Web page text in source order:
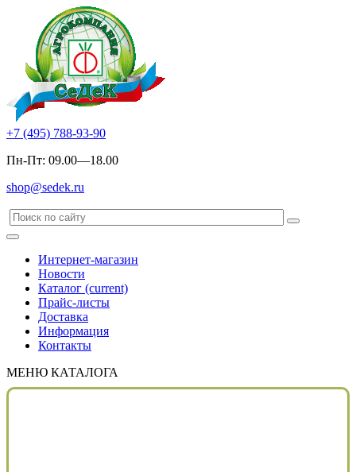
+7 (495) 788-93-90
Пн-Пт: 09.00—18.00
shop@sedek.ru
Интернет-магазин
Новости
Каталог (current)
Прайс-листы
Доставка
Информация
Контакты
МЕНЮ КАТАЛОГА